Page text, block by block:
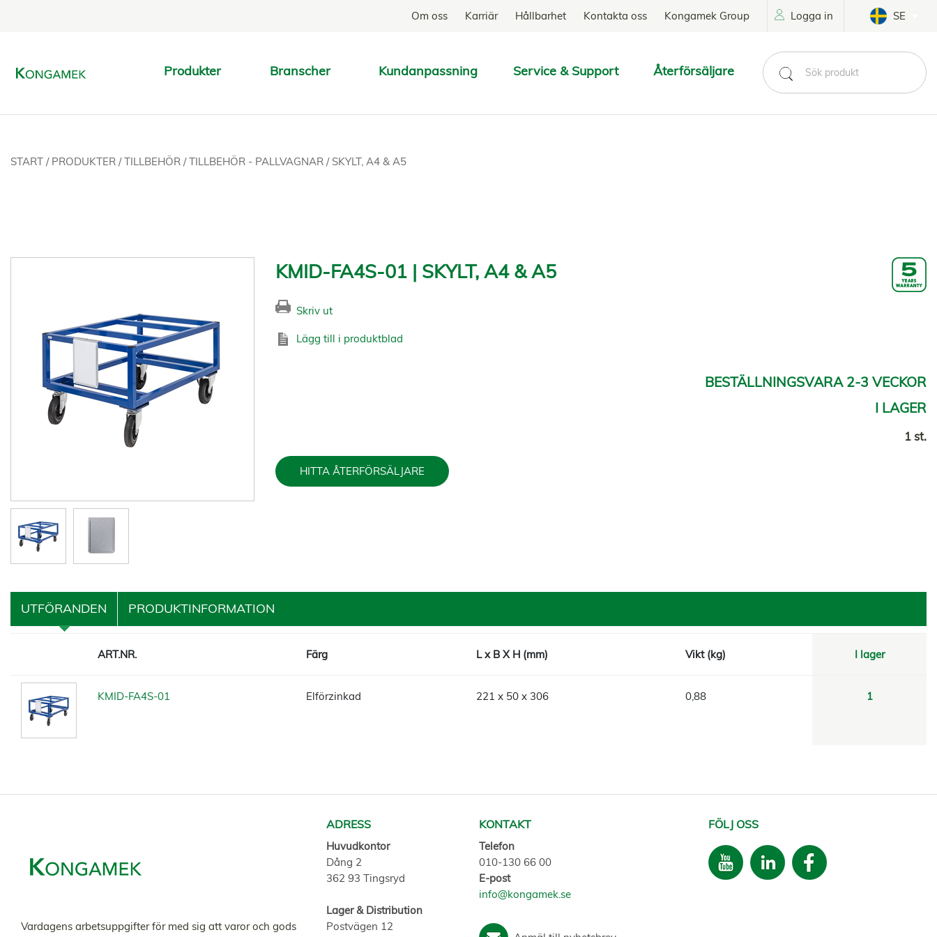
Om oss Karriär Hållbarhet Kontakta oss Kongamek Group Logga in SE
Produkter Branscher Kundanpassning Service & Support Återförsäljare
SÖK
START / PRODUKTER /TILLBEHÖR /TILLBEHÖR - PALLVAGNAR / SKYLT, A4 & A5
KMID-FA4S-01 | SKYLT, A4 & A5
Skriv ut
Lägg till i produktblad
BESTÄLLNINGSVARA 2-3 VECKOR
I LAGER
1 st.
HITTA ÅTERFÖRSÄLJARE
UTFÖRANDEN PRODUKTINFORMATION
ART.NR. Färg L x B X H (mm) Vikt (kg) I lager
KMID-FA4S-01 Elförzinkad 221 x 50 x 306 0,88 1
Vardagens arbetsuppgifter för med sig att varor och gods
ADRESS
Huvudkontor
Dång 2
362 93 Tingsryd
Lager & Distribution
Postvägen 12
KONTAKT
Telefon
010-130 66 00
E-post
info@kongamek.se
FÖLJ OSS